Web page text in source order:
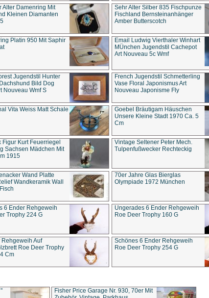
Alter Damenring Mit
Kleinen Diamanten
Sehr Alter Silber 835 Fischpunze
Fischland Bernsteinanhänger
Amber Butterscotch
Platin 950 Mit Saphir
Email Ludwig Vierthaler Winhart
MÜnchen Jugendstil Cachepot
Art Nouveau 5c Wmf
Jugendstil Hunter
Bild Dog
Nouveau Wmf S
French Jugendstil Schmetterling
Vase Floral Japonismus Art
Nouveau Japonisme Fly
Vita Weiss Matt Schale
Goebel Bräutigam Häuschen
Unsere Kleine Stadt 1970 Ca. 5
Cm
Figur Kurt Feuerriegel
Sachsen Mädchen Mit
1915
Vintage Seltener Peter Mech.
Tulpenfußwecker Rechteckig
Wand Platte
Wandkeramik Wall
70er Jahre Glas Bierglas
Olympiade 1972 München
6 Ender Rehgeweih
Trophy 224 G
Ungerades 6 Ender Rehgeweih
Roe Deer Trophy 160 G
Rehgeweih Auf
Roe Deer Trophy
Cm
Schönes 6 Ender Rehgeweih
Roe Deer Trophy 254 G
Fisher Price Garage Nr. 930, 70er Mit